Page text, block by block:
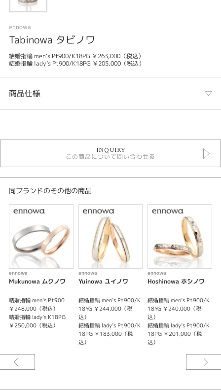
ennowa
Tabinowa タビノワ
結婚指輪 men’s Pt900/K18PG ￥263,000（税込）
結婚指輪 lady’s Pt900/K18PG ￥205,000（税込）
商品仕様
結婚指輪
デザイン
結婚指輪 コンビネーション
性別
レディース
紹介文
ふたりの運命を象った縁の輪。
絆を揺るぎなくしてゆく
美しく強い結びつきを
INQUIRY
この商品について問い合わせる
同ブランドのその他の商品
ennowa
Mukunowa ムクノワ
結婚指輪 men’s Pt900
￥248,000（税込）
結婚指輪 lady’s K18PG
￥250,000（税込）
ennowa
Yuinowa ユイノワ
結婚指輪 men’s Pt900/K
18YG ￥244,000（税
込）
結婚指輪 lady’s Pt900/K
18PG ￥183,000（税
込）
ennowa
Hoshinowa ホシノワ
結婚指輪 men’s Pt900/K
18YG ￥240,000（税
込）
結婚指輪 lady’s Pt900/K
18PG ￥201,000（税
込）